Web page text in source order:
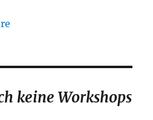
keine Workshops